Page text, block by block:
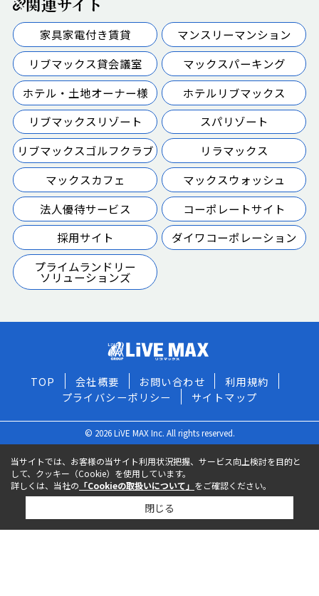
家具家電付き賃貸
マンスリーマンション
リブマックス貸会議室
マックスパーキング
ホテル・土地オーナー様
ホテルリブマックス
リブマックスリゾート
スパリゾート
リブマックスゴルフクラブ
リラマックス
マックスカフェ
マックスウォッシュ
法人優待サービス
コーポレートサイト
採用サイト
ダイワコーポレーション
プライムランドリー
ソリューションズ
TOP 会社概要 お問い合わせ
利用規約
プライバシーポリシー
サイトマップ
© 2026 LiVE MAX Inc. All rights reserved.
当サイトでは、お客様の当サイト利用状況把握、サービス向上検討を目的と
して、クッキー（Cookie）を使用しています。
詳しくは、当社の 「Cookieの取扱いについて」 をご確認ください。
閉じる